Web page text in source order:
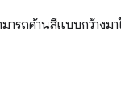
ารถด้านสีแบบกว้าง